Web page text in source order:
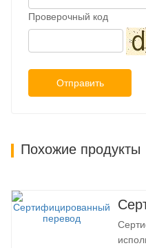
Проверочный код
Отправить
Похожие продукты